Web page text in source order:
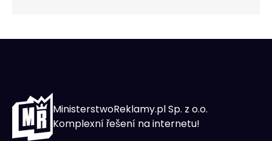
MinisterstwoReklamy.pl Sp. z o.o.
Komplexní řešení na internetu!